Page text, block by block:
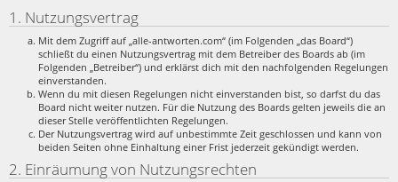
1. Nutzungsvertrag
Mit dem Zugriff auf „alle-antworten.com“ (im Folgenden „das Board“)
schließt du einen Nutzungsvertrag mit dem Betreiber des Boards ab (im
Folgenden „Betreiber“) und erklärst dich mit den nachfolgenden Regelungen
einverstanden.
Wenn du mit diesen Regelungen nicht einverstanden bist, so darfst du das
Board nicht weiter nutzen. Für die Nutzung des Boards gelten jeweils die an
dieser Stelle veröffentlichten Regelungen.
Der Nutzungsvertrag wird auf unbestimmte Zeit geschlossen und kann von
beiden Seiten ohne Einhaltung einer Frist jederzeit gekündigt werden.
2. Einräumung von Nutzungsrechten